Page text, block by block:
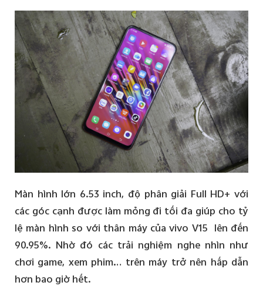
Màn hình lớn 6.53 inch, độ phân giải Full HD+ với
các góc cạnh được làm mỏng đi tối đa giúp cho tỷ
lệ màn hình so với thân máy của vivo V15 lên đến
90.95%. Nhờ đó các trải nghiệm nghe nhìn như
chơi game, xem phim… trên máy trở nên hấp dẫn
hơn bao giờ hết.